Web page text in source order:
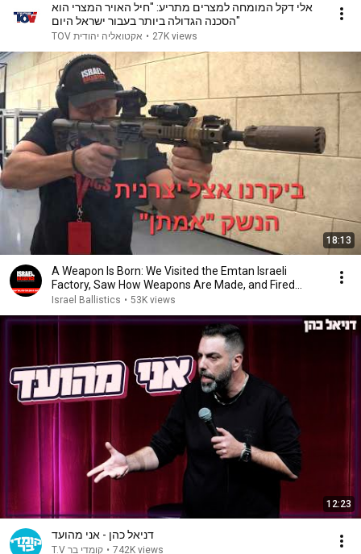
אלי דקל המומחה למצרים מתריע: "חיל האויר המצרי הוא
הסכנה הגדולה ביותר בעבור ישראל היום"
TOV אקטואליה יהודית • 27K views
18:13
A Weapon Is Born: We Visited the Emtan Israeli
Factory, Saw How Weapons Are Made, and Fired
Many ...
Israel Ballistics • 53K views
12:23
דניאל כהן - אני מהועד
קומדי בר T.V • 742K views